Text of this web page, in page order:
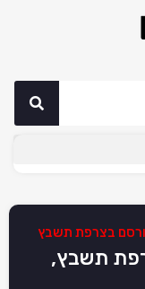
בצרפת תשבץ
תשבץ,